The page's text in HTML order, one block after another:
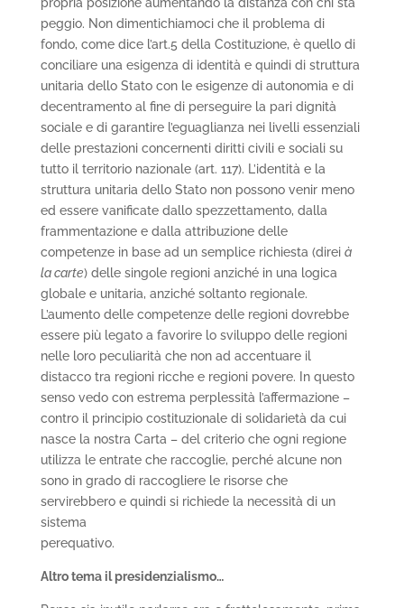
propria posizione aumentando la distanza con chi sta
peggio. Non dimentichiamoci che il problema di
fondo, come dice l’art.5 della Costituzione, è quello di
conciliare una esigenza di identità e quindi di struttura
unitaria dello Stato con le esigenze di autonomia e di
decentramento al fine di perseguire la pari dignità
sociale e di garantire l’eguaglianza nei livelli essenziali
delle prestazioni concernenti diritti civili e sociali su
tutto il territorio nazionale (art. 117). L’identità e la
struttura unitaria dello Stato non possono venir meno
ed essere vanificate dallo spezzettamento, dalla
frammentazione e dalla attribuzione delle
competenze in base ad un semplice richiesta (direi à
la carte) delle singole regioni anziché in una logica
globale e unitaria, anziché soltanto regionale.
L’aumento delle competenze delle regioni dovrebbe
essere più legato a favorire lo sviluppo delle regioni
nelle loro peculiarità che non ad accentuare il
distacco tra regioni ricche e regioni povere. In questo
senso vedo con estrema perplessità l’affermazione –
contro il principio costituzionale di solidarietà da cui
nasce la nostra Carta – del criterio che ogni regione
utilizza le entrate che raccoglie, perché alcune non
sono in grado di raccogliere le risorse che
servirebbero e quindi si richiede la necessità di un
sistema
perequativo.
Altro tema il presidenzialismo…